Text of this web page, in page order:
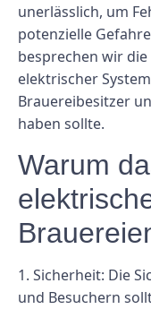
unerlässlich, um
potenzielle
besprechen wir
elektrischer
Brauereibesitzer
haben sollte.
Warum
1. Sicherheit: Die
und Besuchern